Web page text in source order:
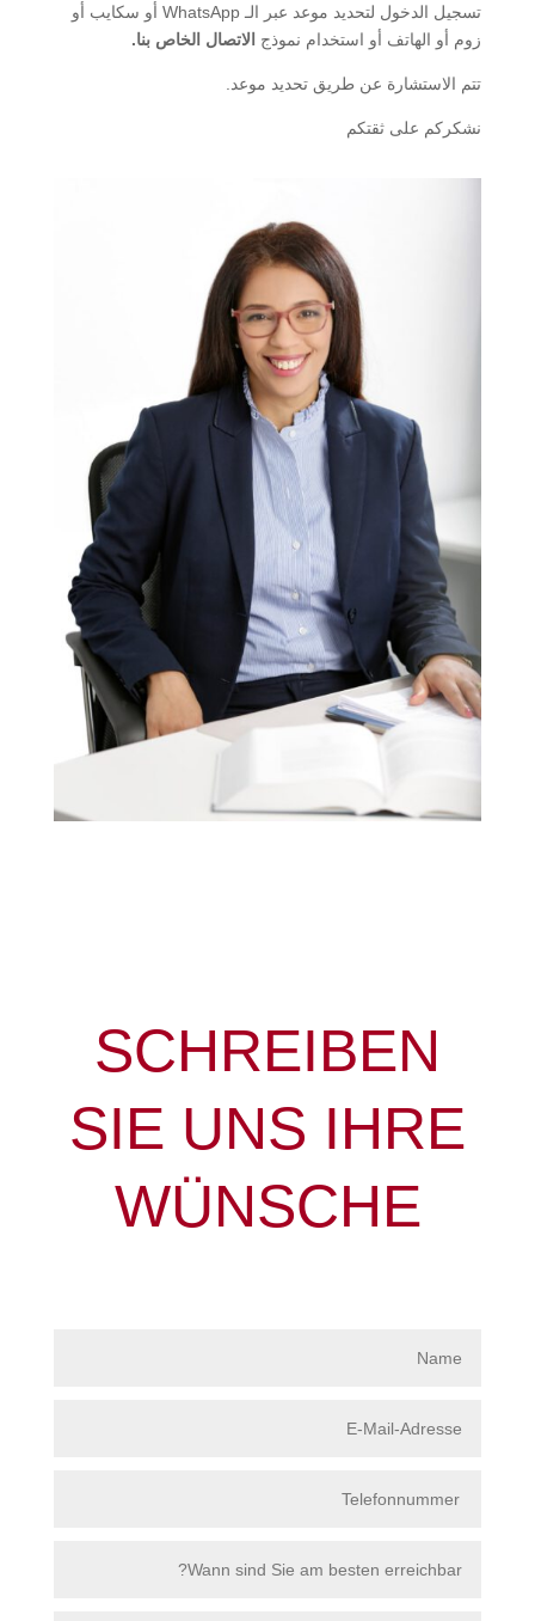
تسجيل الدخول لتحديد موعد عبر الـ WhatsApp أو سكايب أو
زوم أو الهاتف أو استخدام نموذج
الاتصال الخاص بنا.
تتم الاستشارة عن طريق تحديد موعد.
‏نشكركم على ثقتكم
SCHREIBEN
SIE UNS IHRE
WÜNSCHE